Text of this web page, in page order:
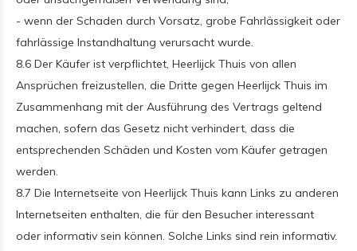
- wenn der Schaden durch Vorsatz, grobe Fahrlässigkeit oder
fahrlässige Instandhaltung verursacht wurde.
8.6 Der Käufer ist verpflichtet, Heerlijck Thuis von allen
Ansprüchen freizustellen, die Dritte gegen Heerlijck Thuis im
Zusammenhang mit der Ausführung des Vertrags geltend
machen, sofern das Gesetz nicht verhindert, dass die
entsprechenden Schäden und Kosten vom Käufer getragen
werden.
8.7 Die Internetseite von Heerlijck Thuis kann Links zu anderen
Internetseiten enthalten, die für den Besucher interessant
oder informativ sein können. Solche Links sind rein informativ.